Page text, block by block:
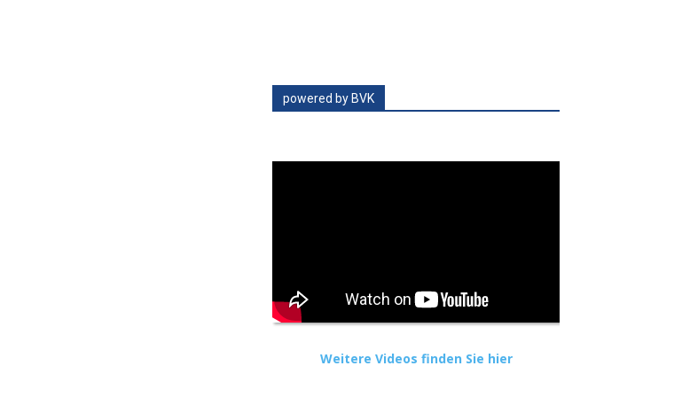
powered by BVK
Weitere Videos finden Sie hier